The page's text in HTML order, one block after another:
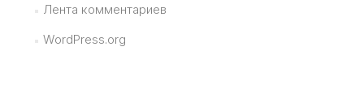
Лента комментариев
WordPress.org